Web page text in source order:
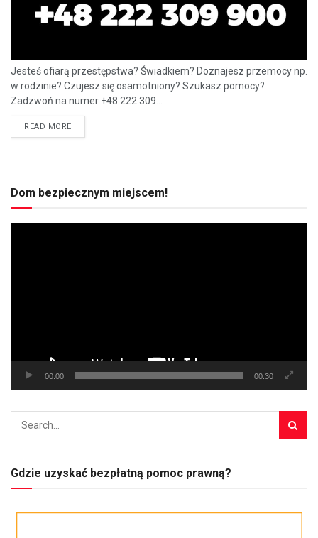
Jesteś ofiarą przestępstwa? Świadkiem? Doznajesz przemocy np.
w rodzinie? Czujesz się osamotniony? Szukasz pomocy?
Zadzwoń na numer +48 222 309...
READ MORE
Dom bezpiecznym miejscem!
00:00 00:30
Gdzie uzyskać bezpłatną pomoc prawną?